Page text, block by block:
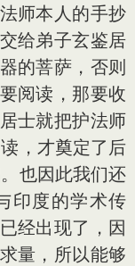
师本人的手抄
给弟子玄鉴居
的菩萨，否则
阅读，那要收
士就把护法师
，才奠定了后
也因此我们还
印度的学术传
经出现了，因
量，所以能够